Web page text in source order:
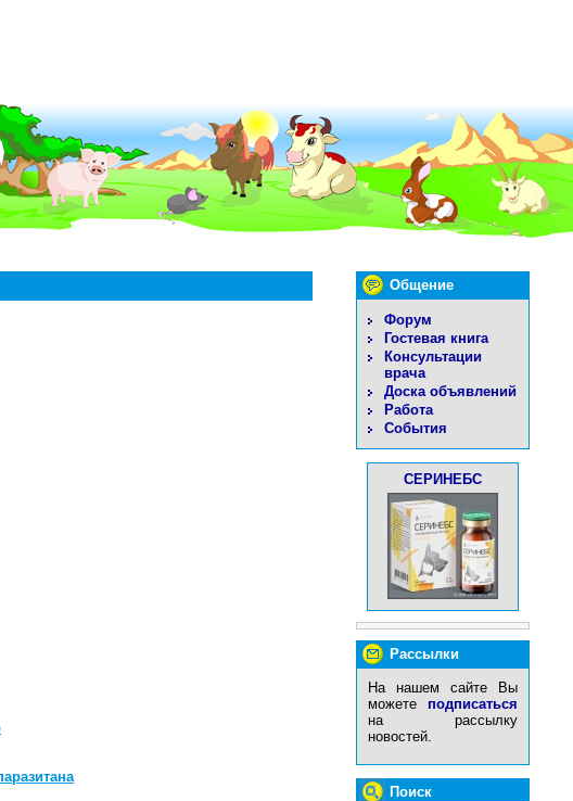
Общение
Форум
Гостевая книга
Консультации
врача
Доска объявлений
Работа
События
СЕРИНЕБС
Рассылки
На нашем сайте Вы
можете подписаться
на рассылку
новостей.
Поиск